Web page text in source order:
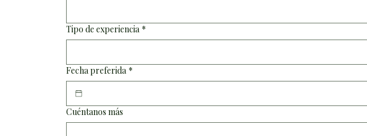
Tipo de experiencia *
Fecha preferida *
Cuéntanos más